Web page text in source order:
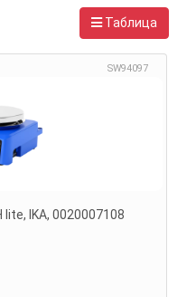
Таблица
SW94097
IKA, 0020007108